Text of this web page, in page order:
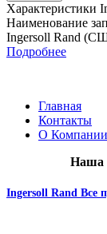
Характеристики
Наименование
Ingersoll Rand
Подробнее
Главная
Контакты
О Компании
Наша
Ingersoll Rand Все